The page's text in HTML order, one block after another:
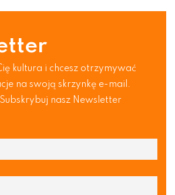
kultura i chcesz otrzymywać
na swoją skrzynkę e-mail.
nasz Newsletter